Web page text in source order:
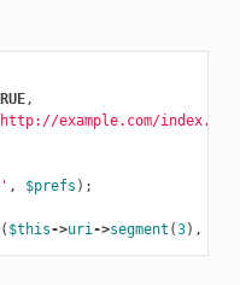
,
example.com/
, $prefs );
( $this->uri->segment (3),